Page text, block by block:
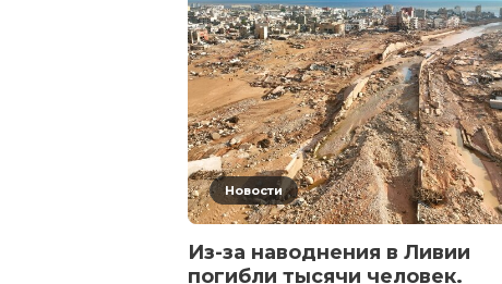
Новости
Из-за наводнения в Ливии
погибли тысячи человек.